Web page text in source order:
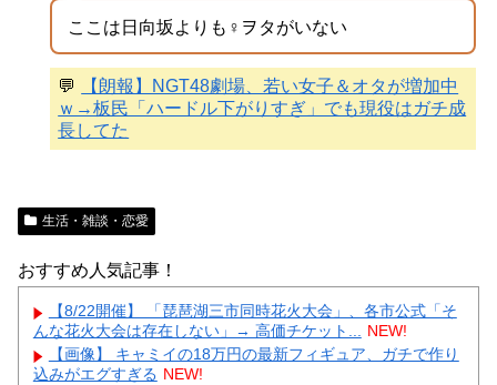
ここは日向坂よりも♀ヲタがいない
💬
【朗報】NGT48劇場、若い女子＆オタが増加中
ｗ→板民「ハードル下がりすぎ」でも現役はガチ成
長してた
生活・雑談・恋愛
おすすめ人気記事！
【8/22開催】 「琵琶湖三市同時花火大会」、各市公式「そ
んな花火大会は存在しない」→ 高価チケット... NEW!
【画像】 キャミイの18万円の最新フィギュア、ガチで作り
込みがエグすぎる NEW!